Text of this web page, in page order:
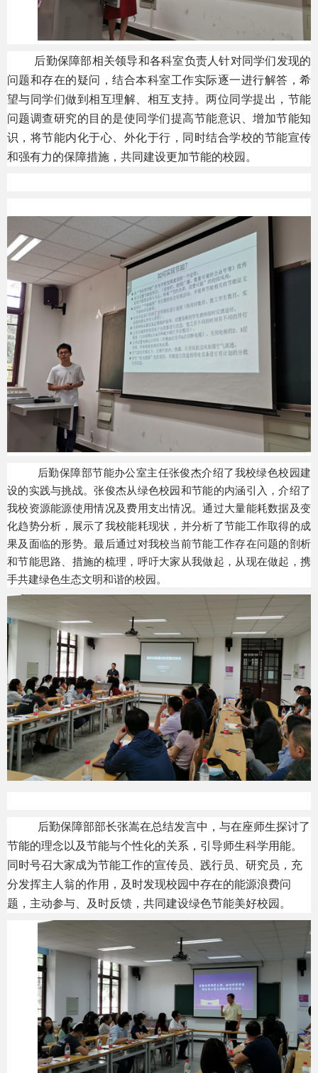
后勤保障部相关领导和各科室负责人针对同学们发现的
问题和存在的疑问，结合本科室工作实际逐一进行解答，希
望与同学们做到相互理解、相互支持。两位同学提出，节能
问题调查研究的目的是使同学们提高节能意识、增加节能知
识，将节能内化于心、外化于行，同时结合学校的节能宣传
和强有力的保障措施，共同建设更加节能的校园。
后勤保障部节能办公室主任张俊杰介绍了我校绿色校园建
设的实践与挑战。张俊杰从绿色校园和节能的内涵引入，介绍了
我校资源能源使用情况及费用支出情况。通过大量能耗数据及变
化趋势分析，展示了我校能耗现状，并分析了节能工作取得的成
果及面临的形势。最后通过对我校当前节能工作存在问题的剖析
和节能思路、措施的梳理，呼吁大家从我做起，从现在做起，携
手共建绿色生态文明和谐的校园。
后勤保障部部长张嵩在总结发言中，与在座师生探讨了
节能的理念以及节能与个性化的关系，引导师生科学用能。
同时号召大家成为节能工作的宣传员、践行员、研究员，充
分发挥主人翁的作用，及时发现校园中存在的能源浪费问
题，主动参与、及时反馈，共同建设绿色节能美好校园。